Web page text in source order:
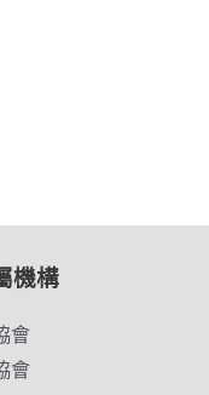
機構
會
會